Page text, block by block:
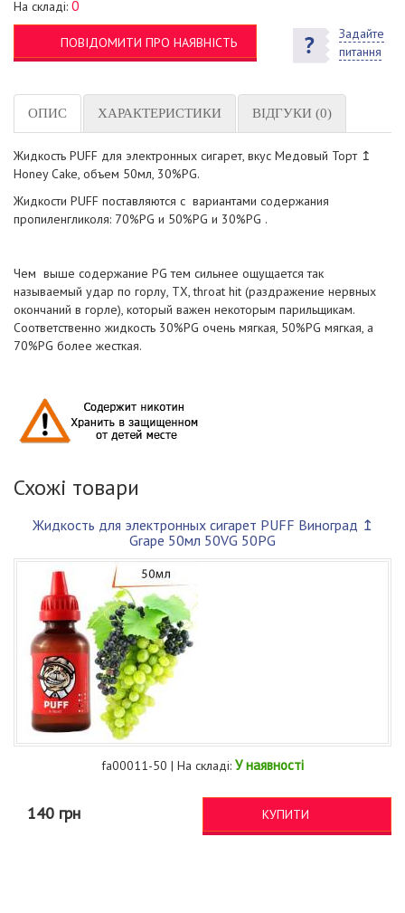
На складі: 0
ПОВІДОМИТИ ПРО НАЯВНІСТЬ
Задайте
питання
ОПИС ХАРАКТЕРИСТИКИ ВІДГУКИ (0)
Жидкость PUFF для электронных сигарет, вкус Медовый Торт ↥
Honey Cake, объем 50мл, 30%PG.
Жидкости PUFF поставляются с вариантами содержания
пропиленгликоля: 70%PG и 50%PG и 30%PG .
Чем выше содержание PG тем сильнее ощущается так
называемый удар по горлу, ТХ, throat hit (раздражение нервных
окончаний в горле), который важен некоторым парильщикам.
Соответственно жидкость 30%PG очень мягкая, 50%PG мягкая, а
70%PG более жесткая.
Схожі товари
Жидкость для электронных сигарет PUFF Виноград ↥
Grape 50мл 50VG 50PG
fa00011-50 | На складі: У наявності
140 грн КУПИТИ